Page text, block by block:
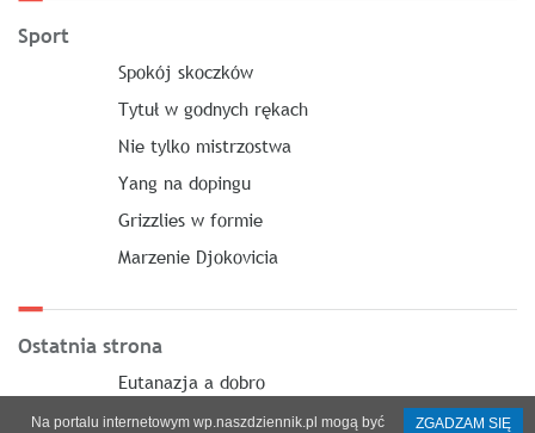
Sport
Spokój skoczków
Tytuł w godnych rękach
Nie tylko mistrzostwa
Yang na dopingu
Grizzlies w formie
Marzenie Djokovicia
Ostatnia strona
Eutanazja a dobro
Na portalu internetowym wp.naszdziennik.pl mogą być ZGADZAM SIĘ